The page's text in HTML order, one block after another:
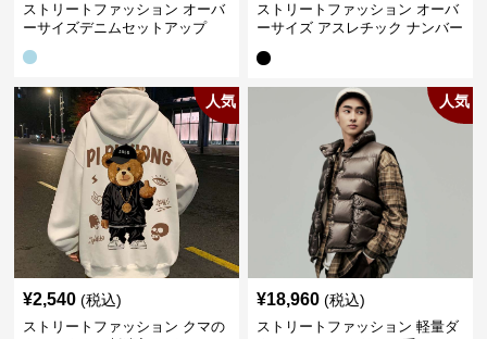
ストリートファッション オーバ
ーサイズデニムセットアップ
ストリートファッション オーバ
ーサイズ アスレチック ナンバー
人気
¥2,540 (税込)
ストリートファッション クマの
人気
¥18,960 (税込)
ストリートファッション 軽量ダ